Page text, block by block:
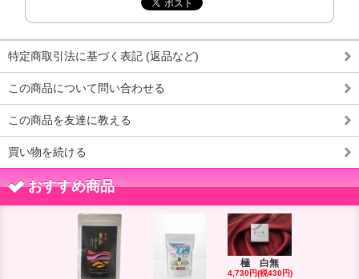
特定商取引法に基づく表記 (返品など)
この商品について問い合わせる
この商品を友達に教える
買い物を続ける
おすすめ商品
極 白無
4,730円(税430円)